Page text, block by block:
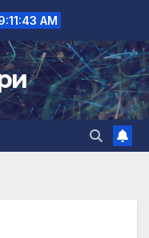
AM